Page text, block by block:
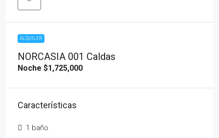
ALQUILER
NORCASIA 001 Caldas
Noche $1,725,000
Características
1 baño